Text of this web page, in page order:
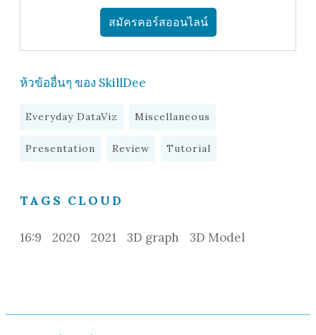
สมัครคอร์สออนไลน์
ห้วข้ออื่นๆ ของ SkillDee
Everyday DataViz Miscellaneous
Presentation Review Tutorial
TAGS CLOUD
16:9 2020 2021 3D graph 3D Model